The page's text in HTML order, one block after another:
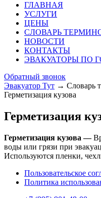
ГЛАВНАЯ
УСЛУГИ
ЦЕНЫ
СЛОВАРЬ
НОВОСТИ
КОНТАКТЫ
ЭВАКУАТОРЫ ПО
Обратный звонок
Эвакуатор Тут → Словарь
Герметизация кузова
Герметизация
Герметизация кузова —
воды или грязи при
Используются пленки,
Пользовательское
Политика